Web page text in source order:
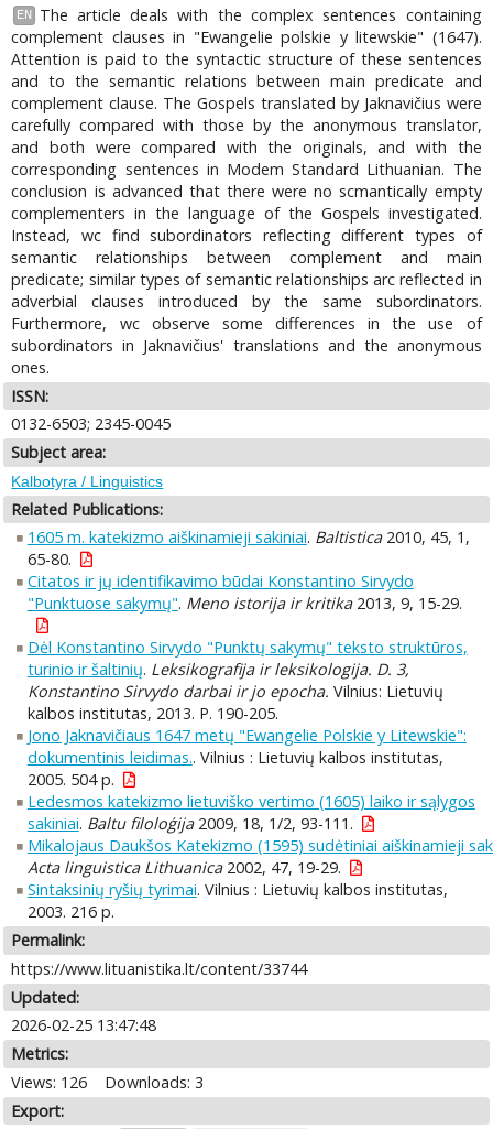
EN
The article deals with the complex sentences containing
complement clauses in "Ewangelie polskie у litewskie" (1647).
Attention is paid to the syntactic structure of these sentences
and to the semantic relations between main predicate and
complement clause. The Gospels translated by Jaknavičius were
carefully compared with those by the anonymous translator,
and both were compared with the originals, and with the
corresponding sentences in Modem Standard Lithuanian. The
conclusion is advanced that there were no scmantically empty
complementers in the language of the Gospels investigated.
Instead, wc find subordinators reflecting different types of
semantic relationships between complement and main
predicate; similar types of semantic relationships arc reflected in
adverbial clauses introduced by the same subordinators.
Furthermore, wc observe some differences in the use of
subordinators in Jaknavičius' translations and the anonymous
ones.
ISSN:
0132-6503; 2345-0045
Subject area:
Kalbotyra / Linguistics
Related Publications:
1605 m. katekizmo aiškinamieji sakiniai. Baltistica2010, 45, 1,
65-80.
Citatos ir jų identifikavimo būdai Konstantino Sirvydo
"Punktuose sakymų". Meno istorija ir kritika2013, 9, 15-29.
Dėl Konstantino Sirvydo "Punktų sakymų" teksto struktūros,
turinio ir šaltinių. Leksikografija ir leksikologija. D. 3,
Konstantino Sirvydo darbai ir jo epocha. Vilnius: Lietuvių
kalbos institutas, 2013. P. 190-205.
Jono Jaknavičiaus 1647 metų "Ewangelie Polskie y Litewskie":
dokumentinis leidimas.. Vilnius : Lietuvių kalbos institutas,
2005. 504 p.
Ledesmos katekizmo lietuviško vertimo (1605) laiko ir sąlygos
sakiniai. Baltu filoloģija2009, 18, 1/2, 93-111.
Mikalojaus Daukšos Katekizmo (1595) sudėtiniai aiškinamieji
Acta linguistica Lithuanica2002, 47, 19-29.
Sintaksinių ryšių tyrimai. Vilnius : Lietuvių kalbos institutas,
2003. 216 p.
Permalink:
https://www.lituanistika.lt/content/33744
Updated:
2026-02-25 13:47:48
Metrics:
Views: 126
Downloads: 3
Export: